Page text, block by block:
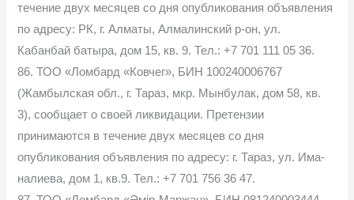
течение двух месяцев со дня опубликования объявления
по адресу: РК, г. Алматы, Алмалинский р-он, ул.
Кабанбай батыра, дом 15, кв. 9. Тел.: +7 701 111 05 36.
86. ТОО «Ломбард «Ковчег», БИН 100240006767
(Жамбылская обл., г. Тараз, мкр. Мынбулак, дом 58, кв.
3), сообщает о своей ликвидации. Претензии
принимаются в течение двух месяцев со дня
опубликования объявления по адресу: г. Тараз, ул. Има-
налиева, дом 1, кв.9. Тел.: +7 701 756 36 47.